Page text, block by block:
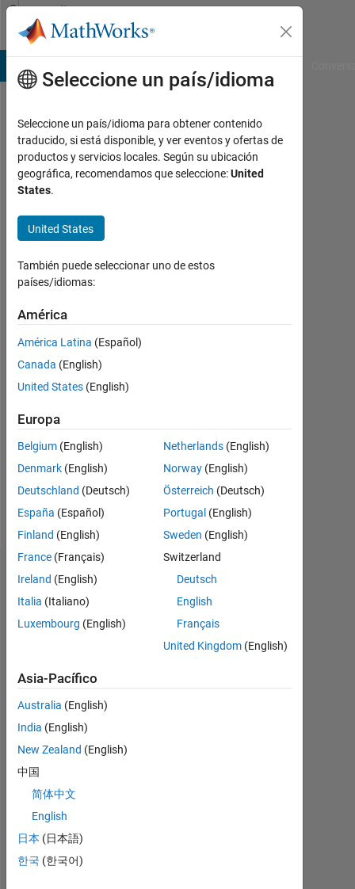
Saltar al contenido
Community
Profile
Victor
Maciel
Last
más
de 3
años
hace
Con
actividad
desde
2020
Followers:
Following:
Follow
Panel de control
Estadística
File Exchange
CONTRIBUCIONES L
-2
-1
1
2
3
Seleccione un país/idioma
Seleccione un país/idioma para obtener contenido
traducido, si está disponible, y ver eventos y ofertas de
productos y servicios locales. Según su ubicación
geográfica, recomendamos que seleccione:United
States.
United States
También puede seleccionar uno de estos
países/idiomas:
América
América Latina (Español)
Canada (English)
United States (English)
Europa
Belgium (English)
Denmark (English)
Deutschland (Deutsch)
España (Español)
Finland (English)
France (Français)
Ireland (English)
Italia (Italiano)
Luxembourg (English)
Netherlands(English)
Norway(English)
Österreich (Deutsch)
Portugal (English)
Sweden (English)
Switzerland
Deutsch
English
Français
United Kingdom(English)
Asia-Pacífico
Australia (English)
India (English)
New Zealand (English)
中国
简体中文
English
日本 (日本語)
한국 (한국어)